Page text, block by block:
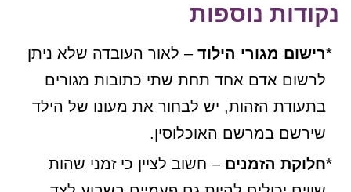
נקודות נוספות
רישום מגורי הילוד – לאור העובדה שלא ניתן
לרשום אדם אחד תחת שתי כתובות מגורים
בתעודת הזהות, יש לבחור את מעונו של הילד
שירשם במרשם האוכלוסין.
חלוקת הזמנים – חשוב לציין כי זמני שהות